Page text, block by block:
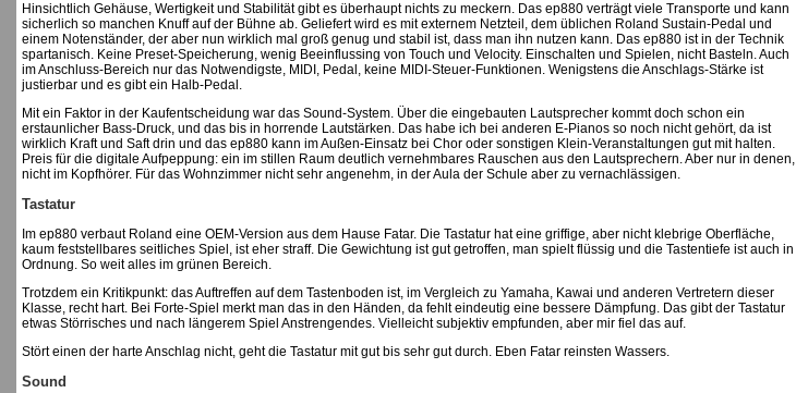
Hinsichtlich Gehäuse, Wertigkeit und Stabilität gibt es überhaupt nichts zu meckern. Das ep880 verträgt viele Transporte und kann
sicherlich so manchen Knuff auf der Bühne ab. Geliefert wird es mit externem Netzteil, dem üblichen Roland Sustain-Pedal und
einem Notenständer, der aber nun wirklich mal groß genug und stabil ist, dass man ihn nutzen kann. Das ep880 ist in der Technik
spartanisch. Keine Preset-Speicherung, wenig Beeinflussing von Touch und Velocity. Einschalten und Spielen, nicht Basteln. Auch
im Anschluss-Bereich nur das Notwendigste, MIDI, Pedal, keine MIDI-Steuer-Funktionen. Wenigstens die Anschlags-Stärke ist
justierbar und es gibt ein Halb-Pedal.
Mit ein Faktor in der Kaufentscheidung war das Sound-System. Über die eingebauten Lautsprecher kommt doch schon ein
erstaunlicher Bass-Druck, und das bis in horrende Lautstärken. Das habe ich bei anderen E-Pianos so noch nicht gehört, da ist
wirklich Kraft und Saft drin und das ep880 kann im Außen-Einsatz bei Chor oder sonstigen Klein-Veranstaltungen gut mit halten.
Preis für die digitale Aufpeppung: ein im stillen Raum deutlich vernehmbares Rauschen aus den Lautsprechern. Aber nur in denen,
nicht im Kopfhörer. Für das Wohnzimmer nicht sehr angenehm, in der Aula der Schule aber zu vernachlässigen.
Tastatur
Im ep880 verbaut Roland eine OEM-Version aus dem Hause Fatar. Die Tastatur hat eine griffige, aber nicht klebrige Oberfläche,
kaum feststellbares seitliches Spiel, ist eher straff. Die Gewichtung ist gut getroffen, man spielt flüssig und die Tastentiefe ist auch in
Ordnung. So weit alles im grünen Bereich.
Trotzdem ein Kritikpunkt: das Auftreffen auf dem Tastenboden ist, im Vergleich zu Yamaha, Kawai und anderen Vertretern dieser
Klasse, recht hart. Bei Forte-Spiel merkt man das in den Händen, da fehlt eindeutig eine bessere Dämpfung. Das gibt der Tastatur
etwas Störrisches und nach längerem Spiel Anstrengendes. Vielleicht subjektiv empfunden, aber mir fiel das auf.
Stört einen der harte Anschlag nicht, geht die Tastatur mit gut bis sehr gut durch. Eben Fatar reinsten Wassers.
Sound